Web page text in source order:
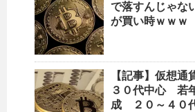
で落すんじゃな
が買い時ｗｗｗ
【記事】仮想通
３０代中心 若
成 ２０～４０